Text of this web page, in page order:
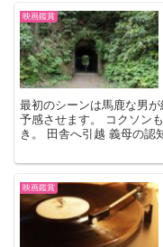
映画鑑賞
最初のシーンは馬鹿な男
予感させます。 コクソン
き。 田舎へ引越 義母の認
映画鑑賞